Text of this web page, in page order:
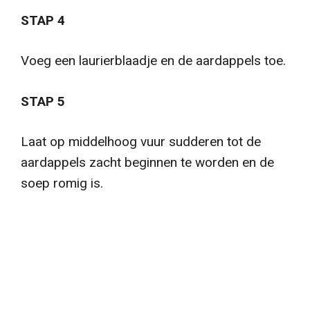
STAP 4
Voeg een laurierblaadje en de aardappels toe.
STAP 5
Laat op middelhoog vuur sudderen tot de
aardappels zacht beginnen te worden en de
soep romig is.